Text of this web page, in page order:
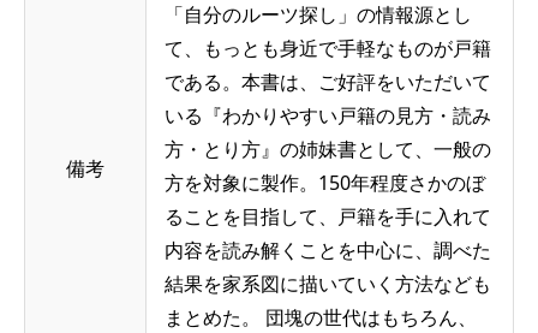
備考
「自分のルーツ探し」の情報源とし
て、もっとも身近で手軽なものが戸籍
である。本書は、ご好評をいただいて
いる『わかりやすい戸籍の見方・読み
方・とり方』の姉妹書として、一般の
方を対象に製作。150年程度さかのぼ
ることを目指して、戸籍を手に入れて
内容を読み解くことを中心に、調べた
結果を家系図に描いていく方法なども
まとめた。 団塊の世代はもちろん、